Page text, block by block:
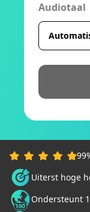
Audiotaal
Uiterst hoge
Ondersteunt